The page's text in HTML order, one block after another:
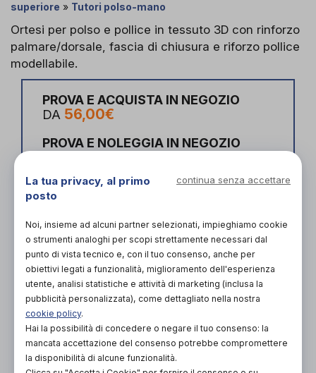
superiore » Tutori polso-mano
Ortesi per polso e pollice in tessuto 3D con rinforzo
palmare/dorsale, fascia di chiusura e riforzo pollice
modellabile.
PROVA E ACQUISTA IN NEGOZIO
DA 56,00€
PROVA E NOLEGGIA IN NEGOZIO
ACQUISTA ONLINE
NON DISPONIBILE
Organizza prova in negozio
La tua privacy, al primo
posto
continua senza accettare
Noi, insieme ad alcuni partner selezionati, impieghiamo cookie
o strumenti analoghi per scopi strettamente necessari dal
punto di vista tecnico e, con il tuo consenso, anche per
obiettivi legati a funzionalità, miglioramento dell'esperienza
utente, analisi statistiche e attività di marketing (inclusa la
pubblicità personalizzata), come dettagliato nella nostra
cookie policy.
Hai la possibilità di concedere o negare il tuo consenso: la
mancata accettazione del consenso potrebbe compromettere
la disponibilità di alcune funzionalità.